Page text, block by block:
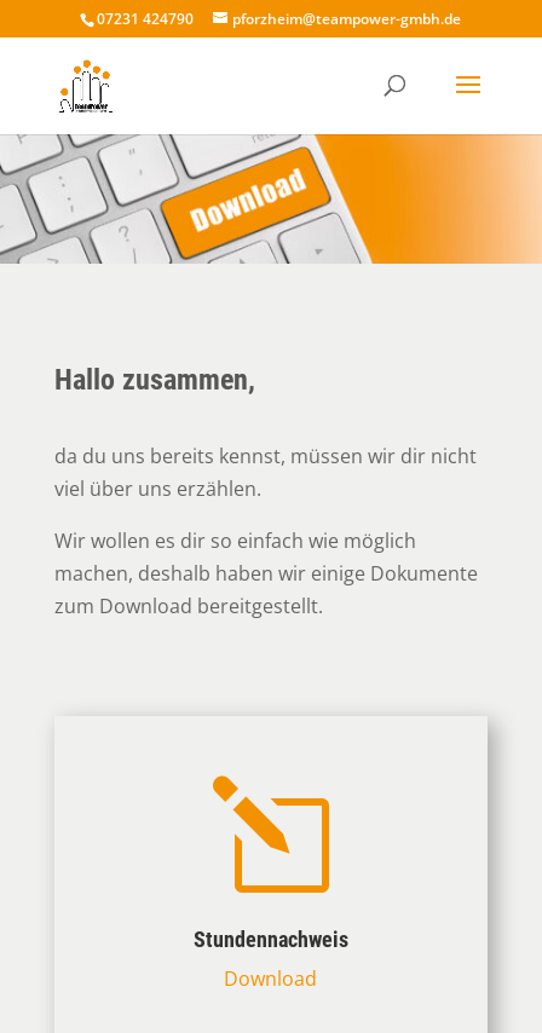
07231 424790 pforzheim@teampower-gmbh.de
Hallo zusammen,
da du uns bereits kennst, müssen wir dir nicht
viel über uns erzählen.
Wir wollen es dir so einfach wie möglich
machen, deshalb haben wir einige Dokumente
zum Download bereitgestellt.
l
Stundennachweis
Download